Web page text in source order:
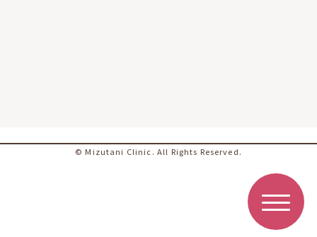
© Mizutani Clinic. All Rights Reserved.